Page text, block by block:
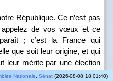
République. Ce n’est pas
appelez de vos vœux et ce
; c’est la France qui
que soit leur origine, et qui
leur mérite par une élection
Nationale Sénat (2026-08-08 18:01:40)